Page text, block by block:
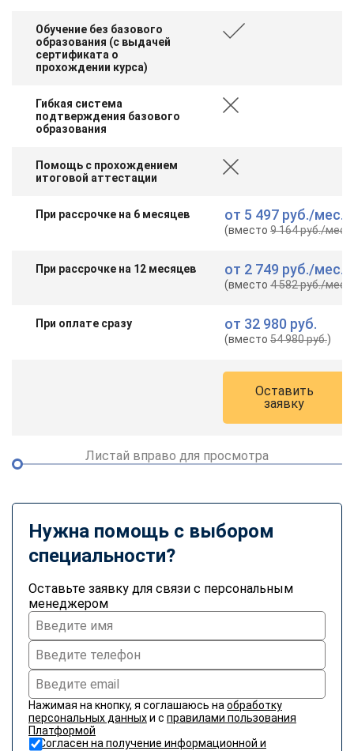
Обучение без базового
образования (с выдачей
сертификата о
прохождении курса)
Гибкая система
подтверждения базового
образования
Помощь с прохождением
итоговой аттестации
При рассрочке на 6 месяцев от 5 497 руб./мес.
(вместо9 164 руб./мес.
При рассрочке на 12 месяцев от 2 749 руб./мес.
(вместо4 582 руб./мес.
При оплате сразу от 32 980 руб.
(вместо54 980 руб.)
Оставить
заявку
Листай вправо для просмотра
Нужна помощь с выбором
специальности?
Оставьте заявку для связи с персональным
менеджером
Нажимая на кнопку, я соглашаюсь на обработку
персональных данныхи с правилами пользования
Платформой
Согласен на получение информационной и